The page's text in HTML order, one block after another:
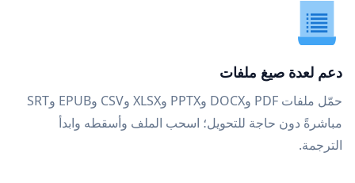
دعم لعدة صيغ ملفات
حمّل ملفات PDF وDOCX وPPTX وXLSX وCSV وEPUB وSRT
مباشرةً دون حاجة للتحويل؛ اسحب الملف وأسقطه وابدأ
الترجمة.